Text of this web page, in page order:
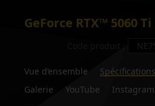
GeForce RTX™ 5060
Vue d’ensemble Spécifications
Galerie
YouTube Instagram